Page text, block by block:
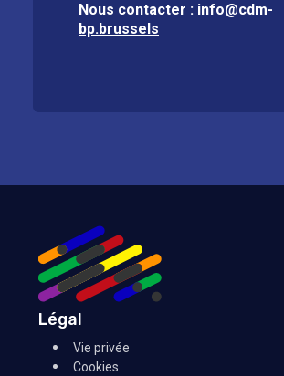
Nous contacter : info@cdm-
bp.brussels
Légal
Vie privée
Cookies